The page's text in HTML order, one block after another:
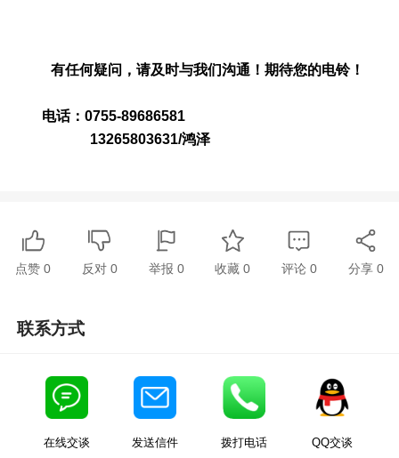
有任何疑问，请及时与我们沟通！期待您的电铃！
电话：0755-89686581
13265803631/鸿泽
点赞0 反对 0 举报 0 收藏 0 评论 0 分享 0
联系方式
在线交谈 发送信件 拨打电话 QQ交谈